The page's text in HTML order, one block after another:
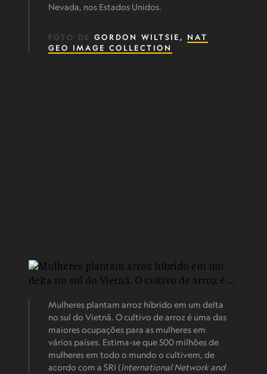
Nevada, nos Estados Unidos.
FOTO DE GORDON WILTSIE, NAT
GEO IMAGE COLLECTION
Mulheres plantam arroz híbrido em um delta
no sul do Vietnã. O cultivo de arroz é uma das
maiores ocupações para as mulheres em
vários países. Estima-se que 500 milhões de
mulheres em todo o mundo o cultivem, de
acordo com a SRI (International Network and